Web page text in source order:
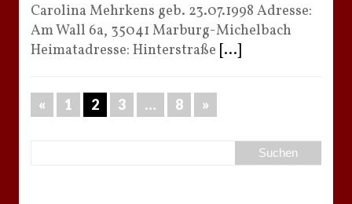
Carolina Mehrkens geb. 23.07.1998 Adresse:
Am Wall 6a, 35041 Marburg-Michelbach
Heimatadresse: Hinterstraße [...]
« 1 2 3 … 8 »